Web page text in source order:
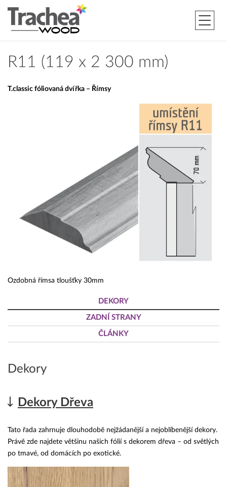
R11 (119 x 2 300 mm)
T.classic fóliovaná dvířka – Římsy
Ozdobná římsa tloušťky 30mm
DEKORY
ZADNÍ STRANY
ČLÁNKY
Dekory
Dekory Dřeva
Tato řada zahrnuje dlouhodobě nejžádanější a nejoblíbenější dekory.
Právě zde najdete většinu našich fólií s dekorem dřeva – od světlých
po tmavé, od domácích po exotické.